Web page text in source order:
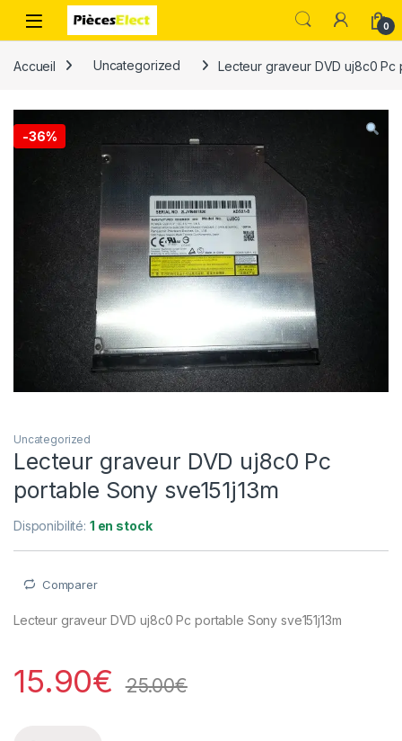
0
Accueil Uncategorized Lecteur graveur DVD uj8c0 Pc
-36%
Uncategorized
Lecteur graveur DVD uj8c0 Pc
portable Sony sve151j13m
Disponibilité: 1 en stock
Comparer
Lecteur graveur DVD uj8c0 Pc portable Sony sve151j13m
15.90€ 25.00€